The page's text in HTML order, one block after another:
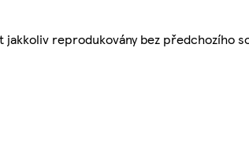
reprodukovány bez předchozího